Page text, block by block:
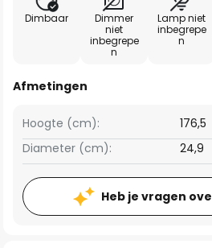
Dimbaar
Dimmer
niet
inbegrepe
n
Lamp niet
inbegrepe
n
Afmetingen
Hoogte (cm):
176,5
Diameter (cm):
24,9
Heb je vragen